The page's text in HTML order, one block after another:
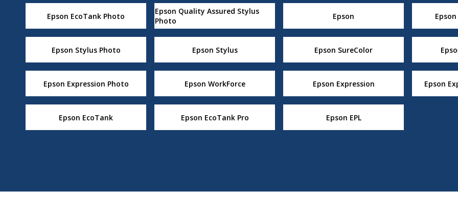
Epson EcoTank Photo
Epson Quality Assured Stylus
Photo
Epson
Epson Stylus Photo Epson Stylus Epson SureColor
Epson Expression Photo Epson WorkForce Epson Expression Epson
Epson EcoTank Epson EcoTank Pro Epson EPL